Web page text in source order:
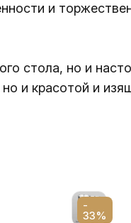
и
стола, но и
и красотой и
-
33%